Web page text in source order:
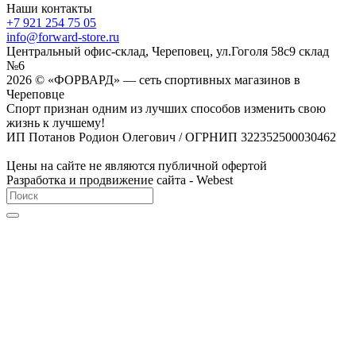
Наши контакты
+7 921 254 75 05
info@forward-store.ru
Центральный офис-склад, Череповец, ул.Гоголя 58с9 склад
№6
2026 © «ФОРВАРД» — сеть спортивных магазинов в
Череповце
Спорт признан одним из лучших способов изменить свою
жизнь к лучшему!
ИП Потанов Родион Олегович / ОГРНИП 322352500030462
Цены на сайте не являются публичной офертой
Разработка и продвижение сайта - Webest